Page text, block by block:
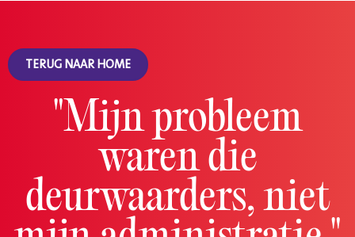
TERUG NAAR HOME
"Mijn probleem
waren die
deurwaarders, niet